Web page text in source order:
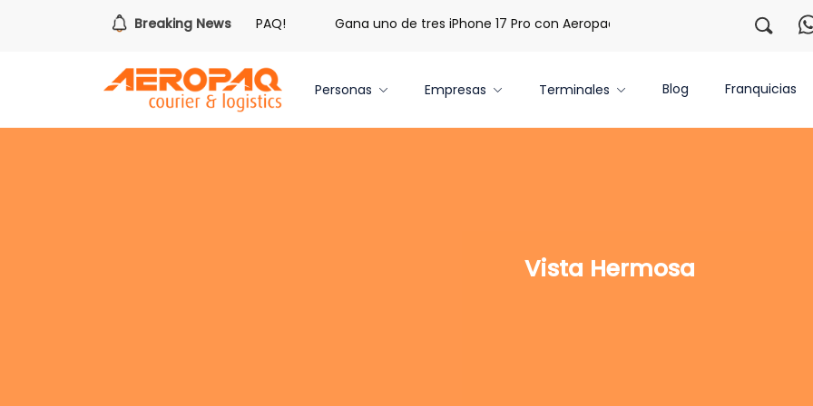
Breaking News
¡Es hora de redimir tus libras de Cash PAQ! Gana uno de tres iPhone 17 Pro con Aeropaq Prime ¡Regístrate con
Personas Empresas Terminales Blog Franquicias
Vista Hermosa